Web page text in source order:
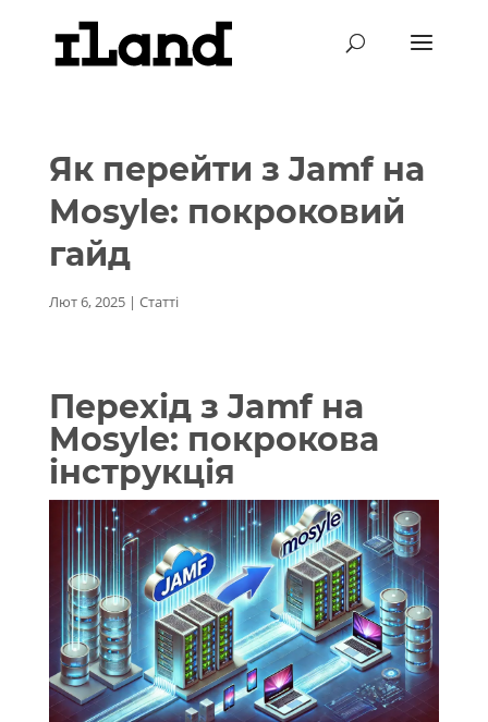
Як перейти з Jamf на
Mosyle: покроковий
гайд
Лют 6, 2025| Статті
Перехід з Jamf на
Mosyle: покрокова
інструкція